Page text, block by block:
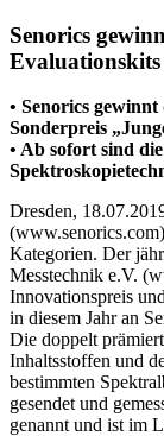
Senorics
• Senorics
Sonderpreis
• Ab sofort sind
Dresden,
Kategorien. Der
Messtechnik e.V.
Innovationspreis
in diesem Jahr an
Die doppelt
Inhaltsstoffen und
bestimmten
gesendet und
genannt und ist im